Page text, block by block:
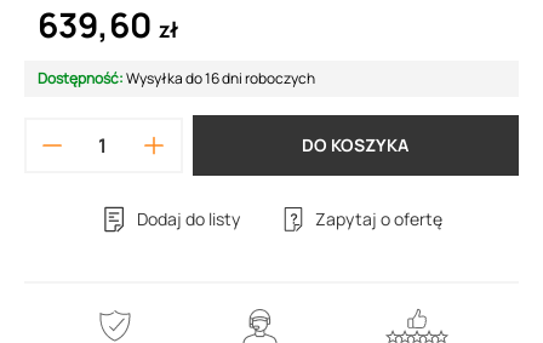
639,60 zł
Dostępność:Wysyłka do 16 dni roboczych
DO KOSZYKA
Dodaj do listy Zapytaj o ofertę